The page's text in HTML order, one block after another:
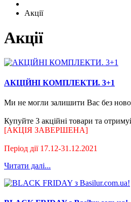
Акції
Акції
АКЦІЙНІ КОМПЛЕКТИ. 3+1
Ми не могли залишити Вас без
Купуйте 3 акційні товари та
[АКЦІЯ ЗАВЕРШЕНА]
Період дії 17.12-31.12.2021
Читати далі...